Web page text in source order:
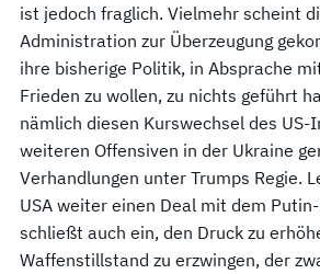
ist jedoch fraglich. Vielmehr scheint
Administration zur Überzeugung
ihre bisherige Politik, in Absprache
Frieden zu wollen, zu nichts geführt
nämlich diesen Kurswechsel des US-
weiteren Offensiven in der Ukraine
Verhandlungen unter Trumps Regie.
USA weiter einen Deal mit dem
schließt auch ein, den Druck zu
Waffenstillstand zu erzwingen, der